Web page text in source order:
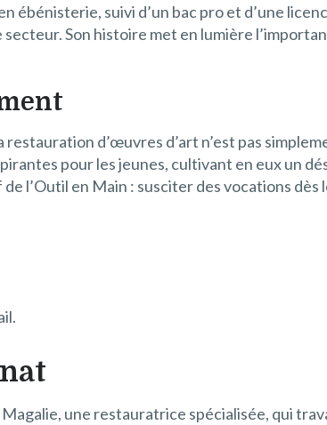
ébénisterie, suivi d’un bac pro et d’une
Son histoire met en lumière
d’œuvres d’art n’est pas
pour les jeunes, cultivant en eux un
l’Outil en Main : susciter des vocations dès
une restauratrice spécialisée, qui